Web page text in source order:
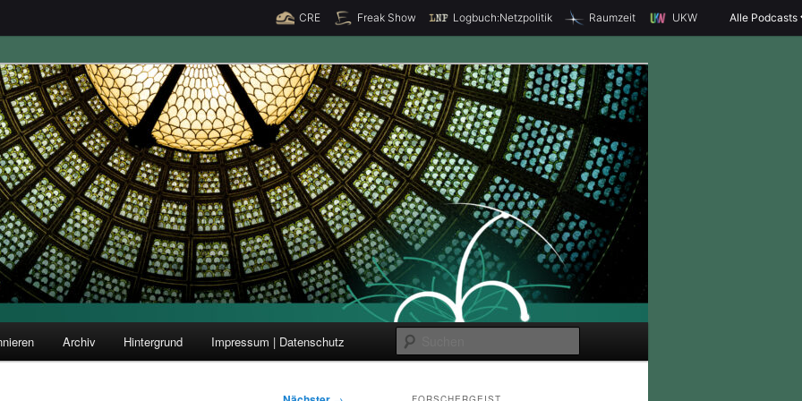
CRE Freak Show Logbuch:Netzpolitik Raumzeit UKW Alle Podcasts
und Forschung
u
Archiv Hintergrund Impressum | Datenschutz